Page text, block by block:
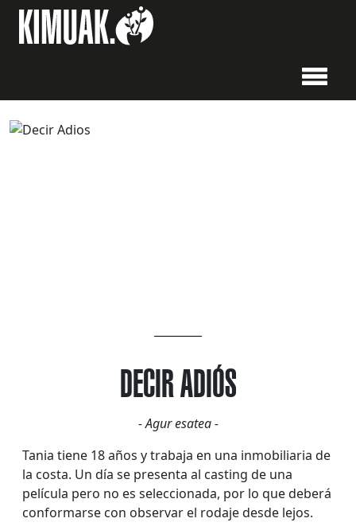
DECIR ADIÓS
- Agur esatea -
Tania tiene 18 años y trabaja en una inmobiliaria de
la costa. Un día se presenta al casting de una
película pero no es seleccionada, por lo que deberá
conformarse con observar el rodaje desde lejos.